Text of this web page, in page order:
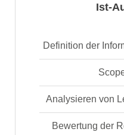
Ist-
Definition der
Analysieren von
Bewertung der